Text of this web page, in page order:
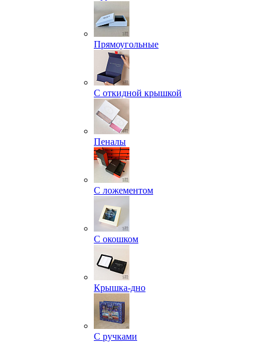
Прямоугольные
С откидной крышкой
Пеналы
С ложементом
С окошком
Крышка-дно
С ручками